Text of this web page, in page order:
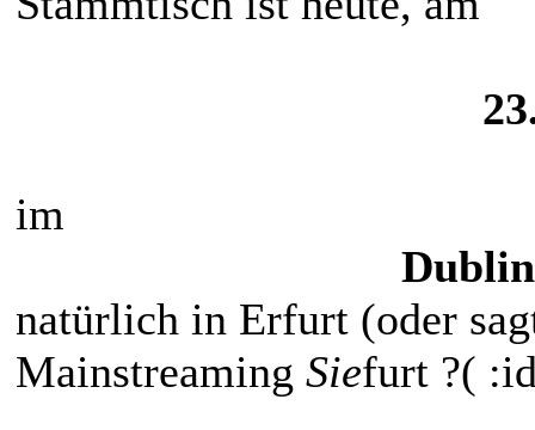
im
natürlich in Erfurt (oder
Mainstreaming Siefurt ?(